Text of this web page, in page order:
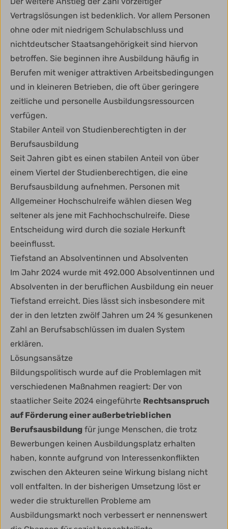
Vertragslösungen ist bedenklich. Vor allem Personen
ohne oder mit niedrigem Schulabschluss und
nichtdeutscher Staatsangehörigkeit sind hiervon
betroffen. Sie beginnen ihre Ausbildung häufig in
Berufen mit weniger attraktiven Arbeitsbedingungen
und in kleineren Betrieben, die oft über geringere
zeitliche und personelle Ausbildungsressourcen
verfügen.
Stabiler Anteil von Studienberechtigten in der
Berufsausbildung
Seit Jahren gibt es einen stabilen Anteil von über
einem Viertel der Studienberechtigen, die eine
Berufsausbildung aufnehmen. Personen mit
Allgemeiner Hochschulreife wählen diesen Weg
seltener als jene mit Fachhochschulreife. Diese
Entscheidung wird durch die soziale Herkunft
beeinflusst.
Tiefstand an Absolventinnen und Absolventen
Im Jahr 2024 wurde mit 492.000 Absolventinnen und
Absolventen in der beruflichen Ausbildung ein neuer
Tiefstand erreicht. Dies lässt sich insbesondere mit
der in den letzten zwölf Jahren um 24 % gesunkenen
Zahl an Berufsabschlüssen im dualen System
erklären.
Lösungsansätze
Bildungspolitisch wurde auf die Problemlagen mit
verschiedenen Maßnahmen reagiert: Der von
staatlicher Seite 2024 eingeführte Rechtsanspruch
auf Förderung einer außerbetrieblichen
Berufsausbildung für junge Menschen, die trotz
Bewerbungen keinen Ausbildungsplatz erhalten
haben, konnte aufgrund von Interessenkonflikten
zwischen den Akteuren seine Wirkung bislang nicht
voll entfalten. In der bisherigen Umsetzung löst er
weder die strukturellen Probleme am
Ausbildungsmarkt noch verbessert er nennenswert